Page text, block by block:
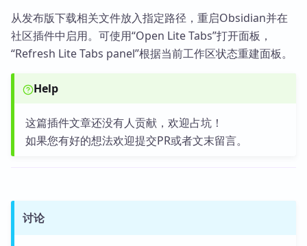
从发布版下载相关文件放入指定路径，重启Obsidian并在
社区插件中启用。可使用“Open Lite Tabs”打开面板，
“Refresh Lite Tabs panel”根据当前工作区状态重建面板。
Help
这篇插件文章还没有人贡献，欢迎占坑！
如果您有好的想法欢迎提交PR或者文末留言。
讨论